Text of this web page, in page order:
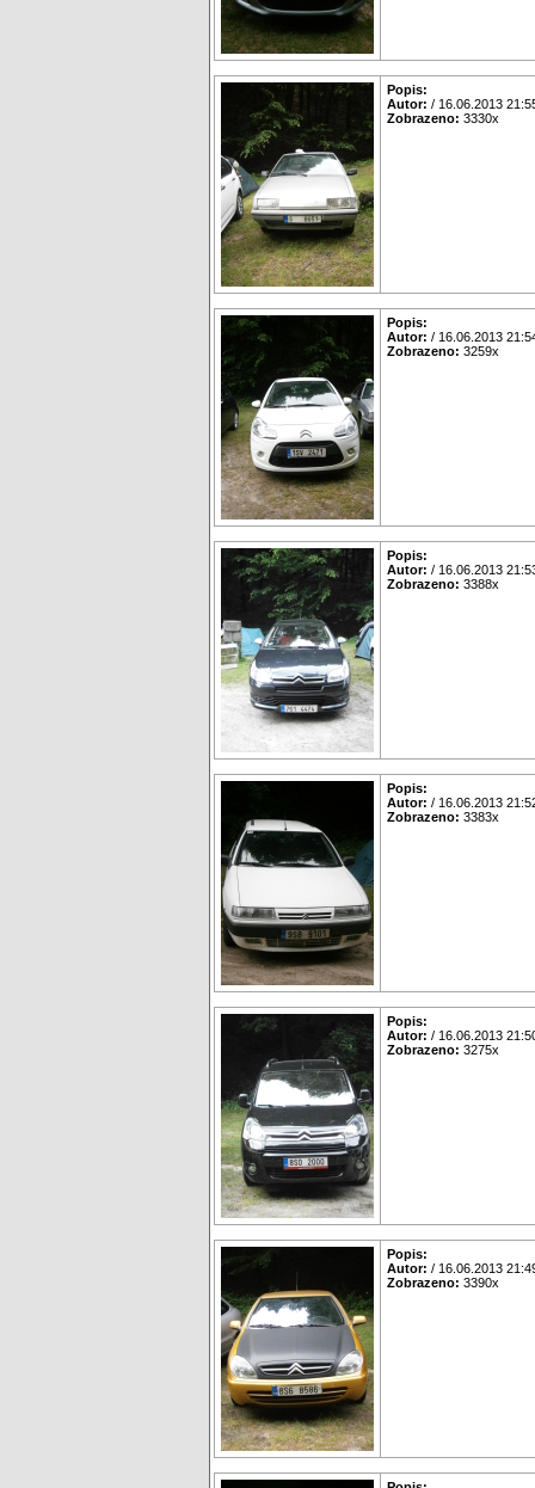
Popis:
Autor: / 16.06.2013
Zobrazeno: 3330x
Popis:
Autor: / 16.06.2013
Zobrazeno: 3259x
Popis:
Autor: / 16.06.2013
Zobrazeno: 3388x
Popis:
Autor: / 16.06.2013
Zobrazeno: 3383x
Popis:
Autor: / 16.06.2013
Zobrazeno: 3275x
Popis:
Autor: / 16.06.2013
Zobrazeno: 3390x